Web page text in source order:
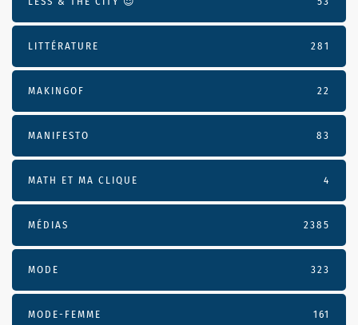
LITTÉRATURE 281
MAKINGOF 22
MANIFESTO 83
MATH ET MA CLIQUE 4
MÉDIAS 2385
MODE 323
MODE-FEMME 161